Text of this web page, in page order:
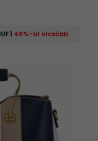
46%-al olcsóbb